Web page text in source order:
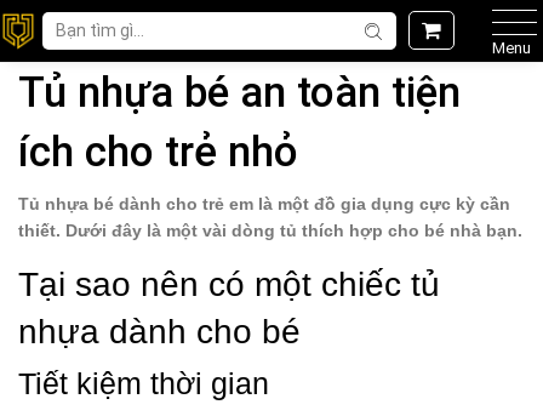
Menu
Tủ nhựa bé an toàn tiện
ích cho trẻ nhỏ
Tủ nhựa bé dành cho trẻ em là một đồ gia dụng cực kỳ cần
thiết. Dưới đây là một vài dòng tủ thích hợp cho bé nhà bạn.
Tại sao nên có một chiếc tủ
nhựa dành cho bé
Tiết kiệm thời gian